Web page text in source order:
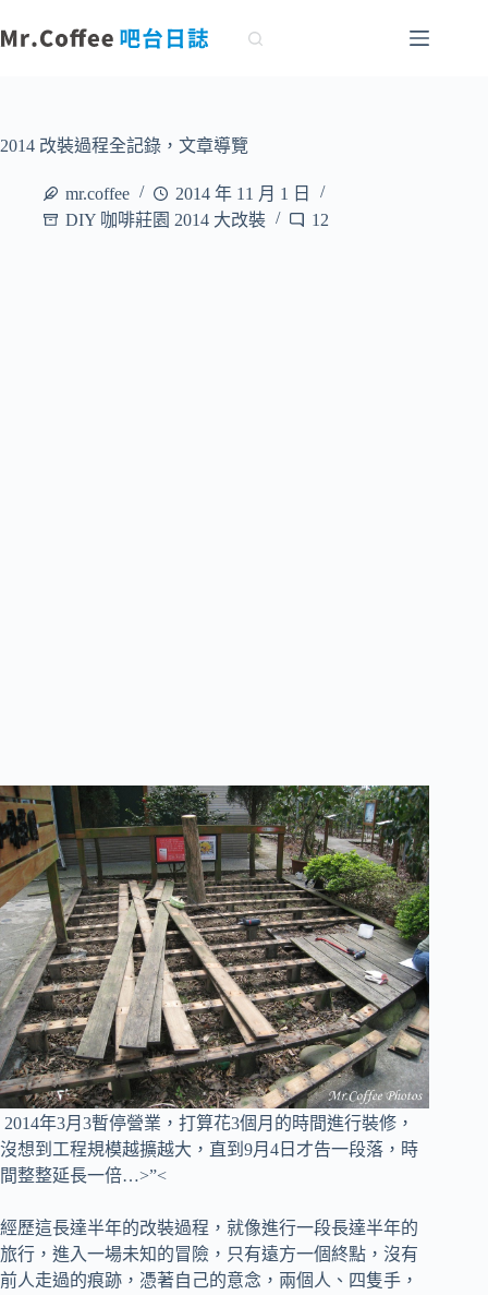
至
容
2014 改裝過程全記錄，文章導覽
mr.coffee
2014 年 11 月 1 日
DIY 咖啡莊園 2014 大改裝
12
2014年3月3暫停營業，打算花3個月的時間進行裝修，
沒想到工程規模越擴越大，直到9月4日才告一段落，時
間整整延長一倍…>”<
經歷這長達半年的改裝過程，就像進行一段長達半年的
旅行，進入一場未知的冒險， 只有遠方一個終點，沒有
前人走過的痕跡，憑著自己的意念，兩個人、四隻手，